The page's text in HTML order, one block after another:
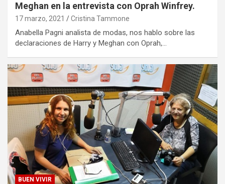
Meghan en la entrevista con Oprah Winfrey.
17 marzo, 2021 Cristina Tammone
Anabella Pagni analista de modas, nos hablo sobre las
declaraciones de Harry y Meghan con Oprah,…
BUEN VIVIR